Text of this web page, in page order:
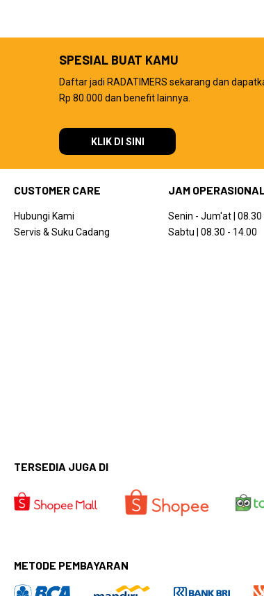
SPESIAL BUAT KAMU
Daftar jadi RADATIMERS sekarang dan
Rp 80.000 dan benefit lainnya.
KLIK DI SINI
CUSTOMER CARE
Hubungi Kami
Servis & Suku Cadang
JAM
Senin - Jum'at | 08.30
Sabtu | 08.30 - 14.00
TERSEDIA JUGA DI
METODE PEMBAYARAN